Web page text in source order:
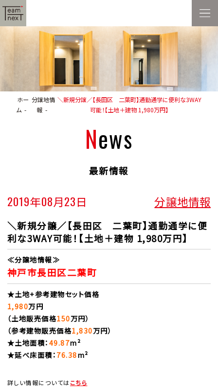
ホー
ム
分譲地情
報
＼新規分譲／【長田区 二葉町】通勤通学に便利な3WAY
可能！【土地＋建物 1,980万円】
News
最新情報
2019年08月23日 分譲地情報
＼新規分譲／【長田区 二葉町】通勤通学に便
利な3WAY可能！【土地＋建物 1,980万円】
≪分譲地情報≫
神戸市長田区二葉町
★土地+参考建物セット価格
1,980万円
（土地販売価格150万円）
（参考建物販売価格1,830万円）
★土地面積： 49.87m²
★延べ床面積： 76.38m²
詳しい情報についてはこちら